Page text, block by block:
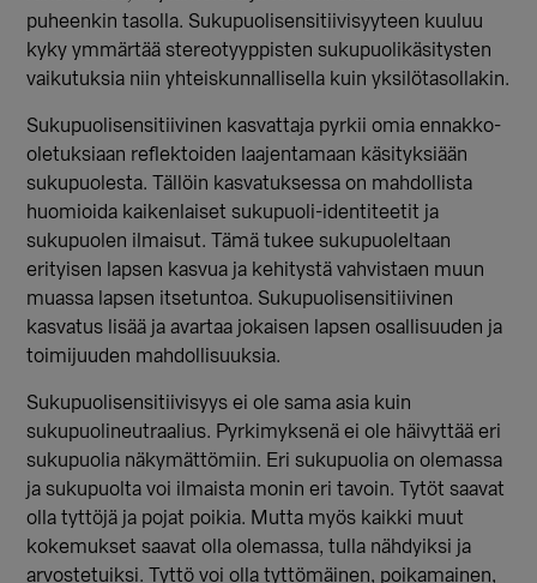
puheenkin tasolla. Sukupuolisensitiivisyyteen kuuluu
kyky ymmärtää stereotyyppisten sukupuolikäsitysten
vaikutuksia niin yhteiskunnallisella kuin yksilötasollakin.
Sukupuolisensitiivinen kasvattaja pyrkii omia ennakko-
oletuksiaan reflektoiden laajentamaan käsityksiään
sukupuolesta. Tällöin kasvatuksessa on mahdollista
huomioida kaikenlaiset sukupuoli-identiteetit ja
sukupuolen ilmaisut. Tämä tukee sukupuoleltaan
erityisen lapsen kasvua ja kehitystä vahvistaen muun
muassa lapsen itsetuntoa. Sukupuolisensitiivinen
kasvatus lisää ja avartaa jokaisen lapsen osallisuuden ja
toimijuuden mahdollisuuksia.
Sukupuolisensitiivisyys ei ole sama asia kuin
sukupuolineutraalius. Pyrkimyksenä ei ole häivyttää eri
sukupuolia näkymättömiin. Eri sukupuolia on olemassa
ja sukupuolta voi ilmaista monin eri tavoin. Tytöt saavat
olla tyttöjä ja pojat poikia. Mutta myös kaikki muut
kokemukset saavat olla olemassa, tulla nähdyiksi ja
arvostetuiksi. Tyttö voi olla tyttömäinen, poikamainen,